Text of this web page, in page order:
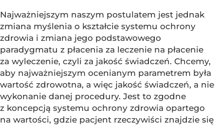
Najważniejszym naszym postulatem jest jednak
zmiana myślenia o kształcie systemu ochrony
zdrowia i zmiana jego podstawowego
paradygmatu z płacenia za leczenie na płacenie
za wyleczenie, czyli za jakość świadczeń. Chcemy,
aby najważniejszym ocenianym parametrem była
wartość zdrowotna, a więc jakość świadczeń, a nie
wykonanie danej procedury. Jest to zgodne
z koncepcją systemu ochrony zdrowia opartego
na wartości, gdzie pacjent rzeczywiści znajdzie się